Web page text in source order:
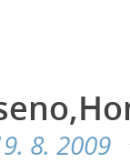
8. 2009